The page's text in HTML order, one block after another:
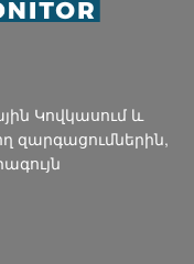
Կովկասում և
զարգացումներին,